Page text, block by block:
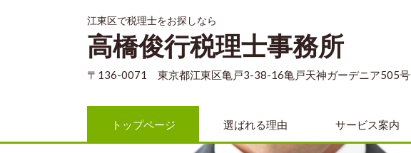
江東区で税理士をお探しなら
高橋俊行税理士事務所
〒136-0071 東京都江東区亀戸3-38-16亀戸天神ガーデニア505号
トップページ 選ばれる理由 サービス案内